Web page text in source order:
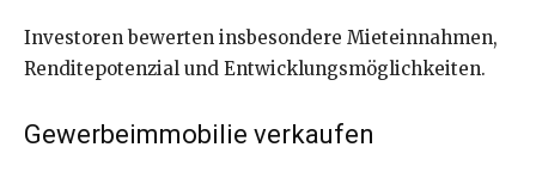
Investoren bewerten insbesondere Mieteinnahmen,
Renditepotenzial und Entwicklungsmöglichkeiten.
Gewerbeimmobilie verkaufen